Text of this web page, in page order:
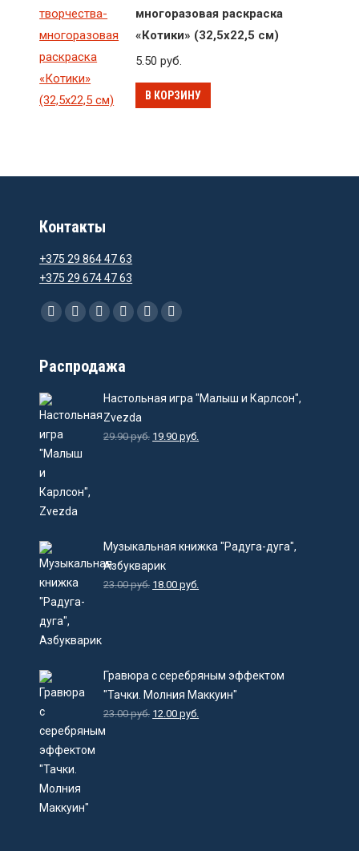
многоразовая раскраска
«Котики» (32,5х22,5 см)
5.50руб.
В КОРЗИНУ
Контакты
+375 29 864 47 63
+375 29 674 47 63
Ищите нас:
FacebookInstagram
EmailViberWhatsAppTelegram
Распродажа
Настольная игра "Малыш и Карлсон",
Zvezda
29.90руб. 19.90руб.
Музыкальная книжка "Радуга-дуга",
Азбукварик
23.00руб. 18.00руб.
Гравюра с серебряным эффектом
"Тачки. Молния Маккуин"
23.00руб. 12.00руб.